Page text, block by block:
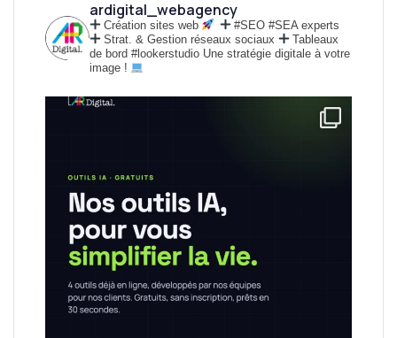
ardigital_webagency
Création sites web
#SEO #SEA experts
Strat. & Gestion réseaux sociaux
Tableaux
de bord #lookerstudio Une stratégie digitale à votre
image !